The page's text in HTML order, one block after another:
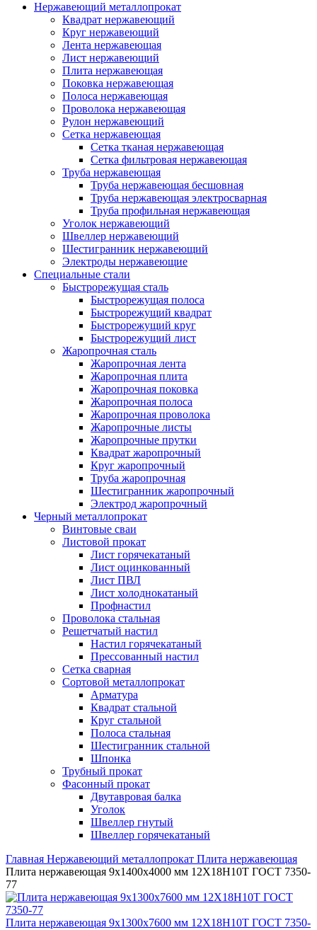
Нержавеющий металлопрокат
Квадрат нержавеющий
Круг нержавеющий
Лента нержавеющая
Лист нержавеющий
Плита нержавеющая
Поковка нержавеющая
Полоса нержавеющая
Проволока нержавеющая
Рулон нержавеющий
Сетка нержавеющая
Сетка тканая нержавеющая
Сетка фильтровая нержавеющая
Труба нержавеющая
Труба нержавеющая бесшовная
Труба нержавеющая электросварная
Труба профильная нержавеющая
Уголок нержавеющий
Швеллер нержавеющий
Шестигранник нержавеющий
Электроды нержавеющие
Специальные стали
Быстрорежущая сталь
Быстрорежущая полоса
Быстрорежущий квадрат
Быстрорежущий круг
Быстрорежущий лист
Жаропрочная сталь
Жаропрочная лента
Жаропрочная плита
Жаропрочная поковка
Жаропрочная полоса
Жаропрочная проволока
Жаропрочные листы
Жаропрочные прутки
Квадрат жаропрочный
Круг жаропрочный
Труба жаропрочная
Шестигранник жаропрочный
Электрод жаропрочный
Черный металлопрокат
Винтовые сваи
Листовой прокат
Лист горячекатаный
Лист оцинкованный
Лист ПВЛ
Лист холоднокатаный
Профнастил
Проволока стальная
Решетчатый настил
Настил горячекатаный
Прессованный настил
Сетка сварная
Сортовой металлопрокат
Арматура
Квадрат стальной
Круг стальной
Полоса стальная
Шестигранник стальной
Шпонка
Трубный прокат
Фасонный прокат
Двутавровая балка
Уголок
Швеллер гнутый
Швеллер горячекатаный
Главная Нержавеющий металлопрокат Плита нержавеющая
Плита нержавеющая 9х1400х4000 мм 12Х18Н10Т ГОСТ 7350-
77
Плита нержавеющая 9х1300х7600 мм 12Х18Н10Т ГОСТ 7350-